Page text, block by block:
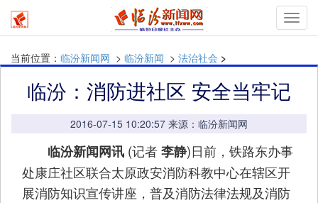
当前位置： 临汾新闻网 > 临汾新闻 > 法治社会 >
临汾：消防进社区 安全当牢记
2016-07-15 10:20:57 来源：临汾新闻网
临汾新闻网讯 (记者李静)日前，铁路东办事
处康庄社区联合太原政安消防科教中心在辖区开
展消防知识宣传讲座，普及消防法律法规及消防